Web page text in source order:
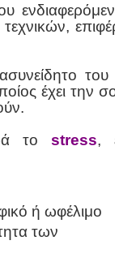
του
έχει την
το
stress,
ή ωφέλιμο
των